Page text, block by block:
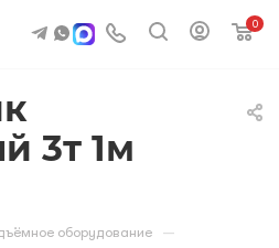
0
3т 1м
оборудование —